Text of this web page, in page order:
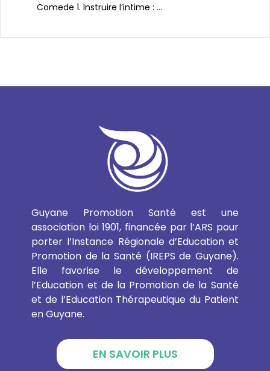
Comede 1. Instruire l’intime : ...
Guyane Promotion Santé est une
association loi 1901, financée par l’ARS pour
porter l’Instance Régionale d’Education et
Promotion de la Santé (IREPS de Guyane).
Elle favorise le développement de
l’Education et de la Promotion de la Santé
et de l’Education Thérapeutique du Patient
en Guyane.
EN SAVOIR PLUS